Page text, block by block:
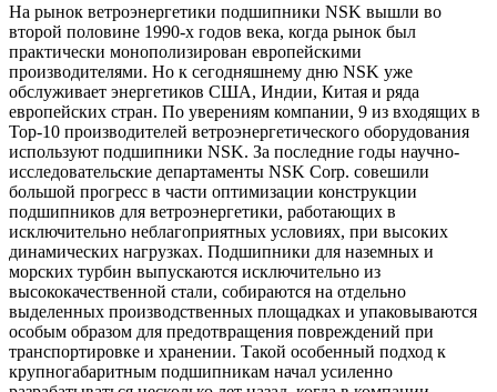
На рынок ветроэнергетики подшипники NSK вышли во
второй половине 1990-х годов века, когда рынок был
практически монополизирован европейскими
производителями. Но к сегодняшнему дню NSK уже
обслуживает энергетиков США, Индии, Китая и ряда
европейских стран. По уверениям компании, 9 из входящих в
Top-10 производителей ветроэнергетического оборудования
используют подшипники NSK. За последние годы научно-
исследовательские департаменты NSK Corp. совешили
большой прогресс в части оптимизации конструкции
подшипников для ветроэнергетики, работающих в
исключительно неблагоприятных условиях, при высоких
динамических нагрузках. Подшипники для наземных и
морских турбин выпускаются исключительно из
высококачественной стали, собираются на отдельно
выделенных производственных площадках и упаковываются
особым образом для предотвращения повреждений при
транспортировке и хранении. Такой особенный подход к
крупногабаритным подшипникам начал усиленно